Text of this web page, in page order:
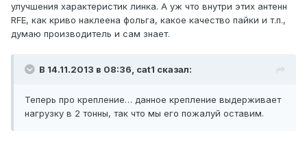
улучшения характеристик линка. А уж что внутри этих антенн
RFE, как криво наклеена фольга, какое качество пайки и т.п.,
думаю производитель и сам знает.
В 14.11.2013 в 08:36, cat1 сказал:
Теперь про крепление… данное крепление выдерживает
нагрузку в 2 тонны, так что мы его пожалуй оставим.